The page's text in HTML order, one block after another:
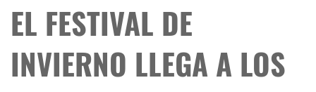
EL FESTIVAL DE
INVIERNO LLEGA A LOS